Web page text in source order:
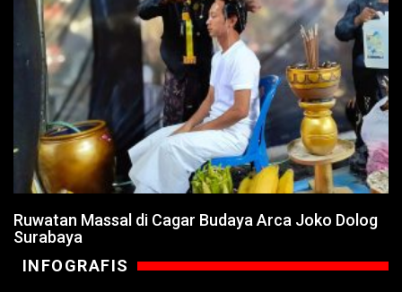
Ruwatan Massal di Cagar Budaya Arca Joko Dolog
Surabaya
INFOGRAFIS